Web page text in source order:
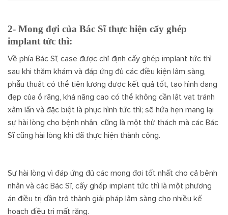
2- Mong đợi của Bác Sĩ thực hiện cấy ghép
implant tức thì:
Về phía Bác Sĩ, case được chỉ định cấy ghép implant tức thì
sau khi thăm khám và đáp ứng đủ các điều kiện lâm sàng,
phẫu thuật có thể tiên lượng được kết quả tốt, tạo hình dạng
đẹp của ổ răng, khả năng cao có thể không cần lật vạt tránh
xâm lấn và đặc biệt là phục hình tức thì; sẽ hứa hẹn mang lại
sự hài lòng cho bệnh nhân, cũng là một thử thách mà các Bác
Sĩ cũng hài lòng khi đã thực hiện thành công.
Sự hài lòng vì đáp ứng đủ các mong đợi tốt nhất cho cả bệnh
nhân và các Bác Sĩ, cấy ghép implant tức thì là một phương
án điều trị dần trở thành giải pháp lâm sàng cho nhiều kế
hoạch điều trị mất răng.